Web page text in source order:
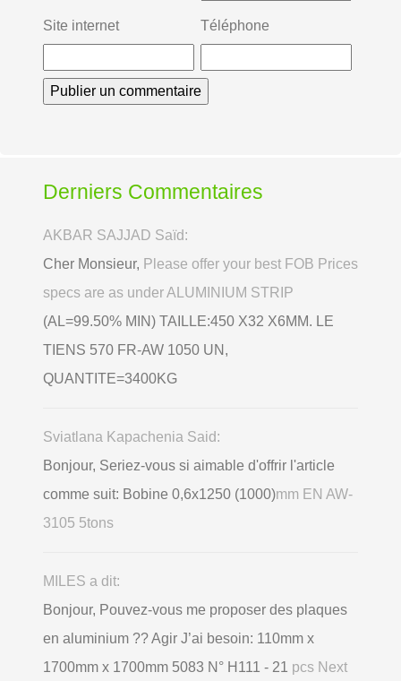
Site internet Téléphone
Derniers Commentaires
AKBAR SAJJAD Saïd:
Cher Monsieur, Please offer your best FOB Prices
specs are as under ALUMINIUM STRIP
(AL=99.50% MIN) TAILLE:450 X32 X6MM. LE
TIENS 570 FR-AW 1050 UN,
QUANTITE=3400KG
Sviatlana Kapachenia Said:
Bonjour, Seriez-vous si aimable d'offrir l'article
comme suit: Bobine 0,6х1250 (1000)mm EN AW-
3105 5tons
MILES a dit:
Bonjour, Pouvez-vous me proposer des plaques
en aluminium ?? Agir J’ai besoin: 110mm x
1700mm x 1700mm 5083 N° H111 - 21 pcs Next